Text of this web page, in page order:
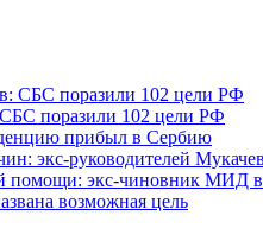
поразили 102 цели РФ
прибыл в Сербию
экс-руководителей
помощи: экс-чиновник МИД
возможная цель